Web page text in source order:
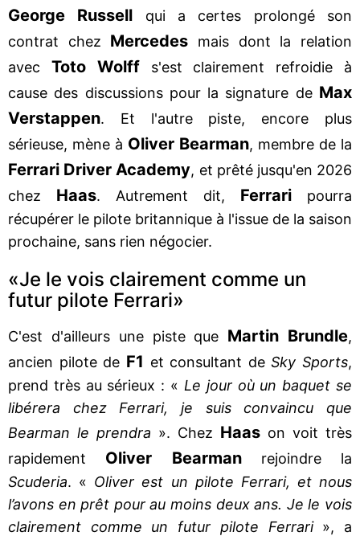
George Russell qui a certes prolongé son
contrat chez Mercedes
mais dont la relation
avec Toto Wolffs'est clairement refroidie à
cause des discussions pour la signature de Max
Verstappen. Et l'autre piste, encore plus
sérieuse, mène à Oliver Bearman, membre de la
Ferrari Driver Academy, et prêté jusqu'en 2026
chez Haas. Autrement dit, Ferrari
pourra
récupérer le pilote britannique à l'issue de la saison
prochaine, sans rien négocier.
«Je le vois clairement comme un
futur pilote Ferrari»
C'est d'ailleurs une piste que Martin Brundle,
ancien pilote de F1 et consultant deSky Sports,
prend très au sérieux : « Le jour où un baquet se
libérera chez Ferrari, je suis convaincu que
Bearman le prendra ». Chez Haas on voit très
rapidement Oliver Bearmanrejoindre la
Scuderia. « Oliver est un pilote Ferrari, et nous
l’avons en prêt pour au moins deux ans. Je le vois
clairement comme un futur pilote Ferrari », a